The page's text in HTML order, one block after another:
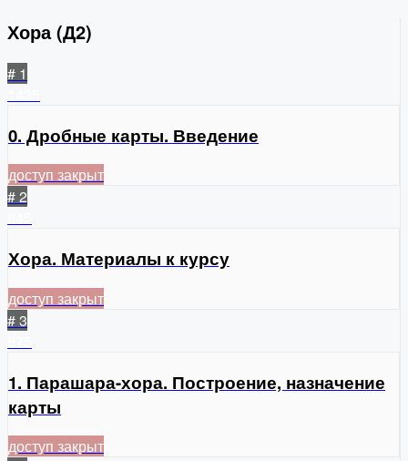
Хора (Д2)
# 1
0. Дробные карты. Введение
доступ закрыт
# 2
Хора. Материалы к курсу
доступ закрыт
# 3
1. Парашара-хора. Построение, назначение
карты
доступ закрыт